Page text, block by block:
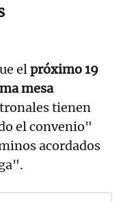
elpróximo 19
mesa
tienen
el convenio"
acordados